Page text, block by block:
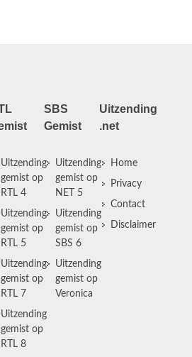
Uitzending
gemist op
RTL 4
Uitzending
gemist op
RTL 5
Uitzending
gemist op
RTL 7
Uitzending
gemist op
RTL 8
SBS
Gemist
Uitzending
gemist op
NET 5
Uitzending
gemist op
SBS 6
Uitzending
gemist op
Veronica
Uitzending
.net
Home
Privacy
Contact
Disclaimer